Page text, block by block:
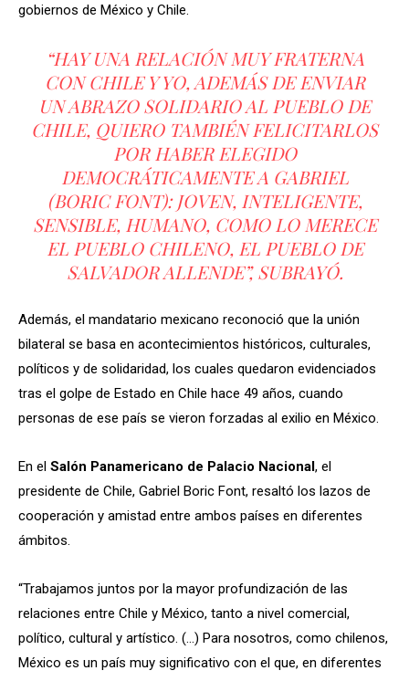
gobiernos de México y Chile.
“HAY UNA RELACIÓN MUY FRATERNA
CON CHILE Y YO, ADEMÁS DE ENVIAR
UN ABRAZO SOLIDARIO AL PUEBLO DE
CHILE, QUIERO TAMBIÉN FELICITARLOS
POR HABER ELEGIDO
DEMOCRÁTICAMENTE A GABRIEL
(BORIC FONT): JOVEN, INTELIGENTE,
SENSIBLE, HUMANO, COMO LO MERECE
EL PUEBLO CHILENO, EL PUEBLO DE
SALVADOR ALLENDE”, SUBRAYÓ.
Además, el mandatario mexicano reconoció que la unión
bilateral se basa en acontecimientos históricos, culturales,
políticos y de solidaridad, los cuales quedaron evidenciados
tras el golpe de Estado en Chile hace 49 años, cuando
personas de ese país se vieron forzadas al exilio en México.
En el Salón Panamericano de Palacio Nacional, el
presidente de Chile, Gabriel Boric Font, resaltó los lazos de
cooperación y amistad entre ambos países en diferentes
ámbitos.
“Trabajamos juntos por la mayor profundización de las
relaciones entre Chile y México, tanto a nivel comercial,
político, cultural y artístico. (…) Para nosotros, como chilenos,
México es un país muy significativo con el que, en diferentes